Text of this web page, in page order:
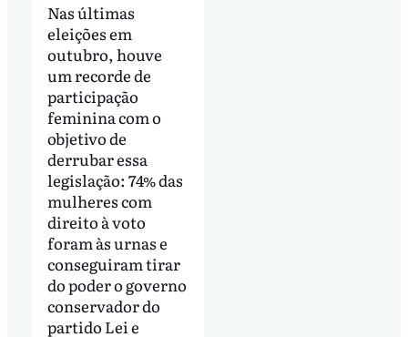
Nas últimas
eleições em
outubro, houve
um recorde de
participação
feminina com o
objetivo de
derrubar essa
legislação: 74% das
mulheres com
direito à voto
foram às urnas e
conseguiram tirar
do poder o governo
conservador do
partido Lei e